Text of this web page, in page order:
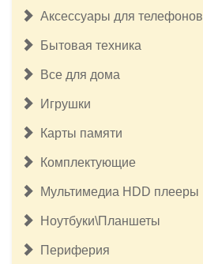
Аксессуары для телефонов
Бытовая техника
Все для дома
Игрушки
Карты памяти
Комплектующие
Мультимедиа HDD плееры
Ноутбуки\Планшеты
Периферия